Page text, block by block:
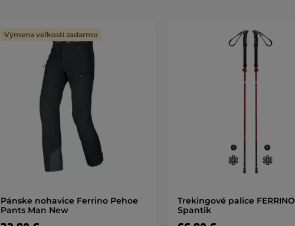
Pánske nohavice Ferrino Pehoe
Pants Man New
Výmena veľkosti zadarmo
Trekingové palice FERRINO
Spantik